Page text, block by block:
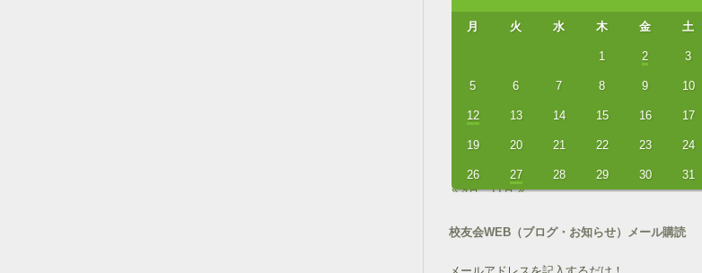
月 火 水 木 金 土
1 2 3
5 6 7 8 9 10
12 13 14 15 16 17
19 20 21 22 23 24
26 27 28 29 30
31
« 9月
11月 »
校友会WEB（ブログ・お知らせ）メール購読